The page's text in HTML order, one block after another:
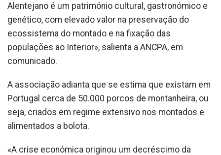
Alentejano é um património cultural, gastronómico e
genético, com elevado valor na preservação do
ecossistema do montado e na fixação das
populações ao Interior», salienta a ANCPA, em
comunicado.
A associação adianta que se estima que existam em
Portugal cerca de 50.000 porcos de montanheira, ou
seja, criados em regime extensivo nos montados e
alimentados a bolota.
«A crise económica originou um decréscimo da